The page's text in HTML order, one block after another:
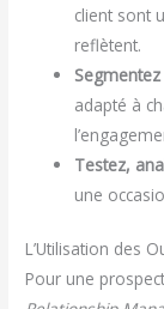
client sont
reflètent.
adapté à
Testez,
une
L’Utilisation des
Pour une